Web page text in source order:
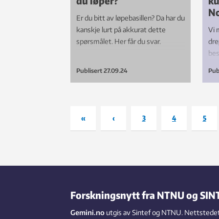
Er du bitt av løpebasillen? Da har du
kanskje lurt på akkurat dette
spørsmålet. Her får du svar.
Publisert 27.09.24
Vi
« ‹ 3 4 5
Forskningsnytt fra NTNU og
Gemini.no utgis av Sintef og NTNU.